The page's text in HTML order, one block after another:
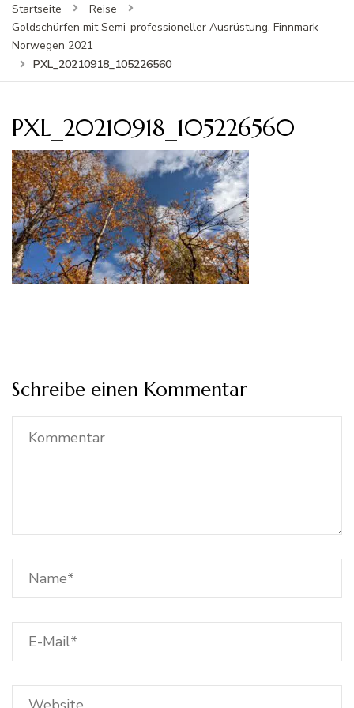
Startseite
Reise
Goldschürfen mit Semi-professioneller Ausrüstung, Finnmark
Norwegen 2021
PXL_20210918_105226560
PXL_20210918_105226560
Schreibe einen Kommentar